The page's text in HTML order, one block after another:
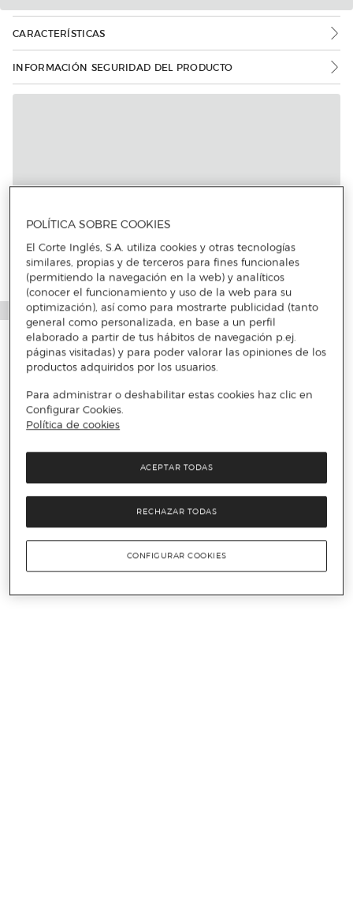
CARACTERÍSTICAS
INFORMACIÓN SEGURIDAD DEL PRODUCTO
POLÍTICA SOBRE COOKIES
El Corte Inglés, S.A. utiliza cookies y otras tecnologías
similares, propias y de terceros para fines funcionales
(permitiendo la navegación en la web) y analíticos
(conocer el funcionamiento y uso de la web para su
optimización), así como para mostrarte publicidad (tanto
general como personalizada, en base a un perfil
elaborado a partir de tus hábitos de navegación p.ej.
páginas visitadas) y para poder valorar las opiniones de los
productos adquiridos por los usuarios.
Para administrar o deshabilitar estas cookies haz clic en
Configurar Cookies.
Política de cookies
RECHAZAR TODAS
ACEPTAR TODAS
CONFIGURAR COOKIES